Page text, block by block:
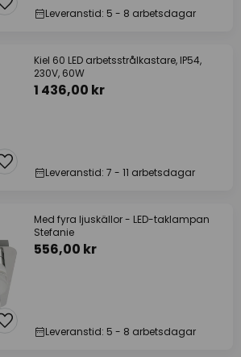
Leveranstid: 5 - 8 arbetsdagar
Kiel 60 LED arbetsstrålkastare, IP54,
230V, 60W
1 436,00 kr
Leveranstid: 7 - 11 arbetsdagar
Med fyra ljuskällor - LED-taklampan
Stefanie
556,00 kr
Leveranstid: 5 - 8 arbetsdagar